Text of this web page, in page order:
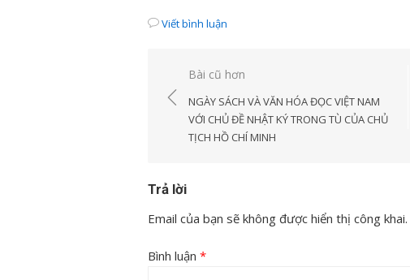
Viết bình luận
Điều
hướng
viết
Bài cũ hơn
NGÀY SÁCH VÀ VĂN HÓA ĐỌC VIỆT NAM
VỚI CHỦ ĐỀ NHẬT KÝ TRONG TÙ CỦA CHỦ
TỊCH HỒ CHÍ MINH
Trả lời
Email của bạn sẽ không được hiển thị công khai.
Bình luận *